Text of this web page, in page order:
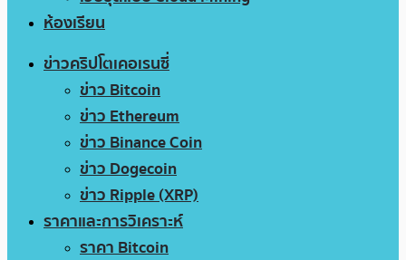
ห้องเรียน
ข่าวคริปโตเคอเรนซี่
ข่าว Bitcoin
ข่าว Ethereum
ข่าว Binance Coin
ข่าว Dogecoin
ข่าว Ripple (XRP)
ราคาและการวิเคราะห์
ราคา Bitcoin